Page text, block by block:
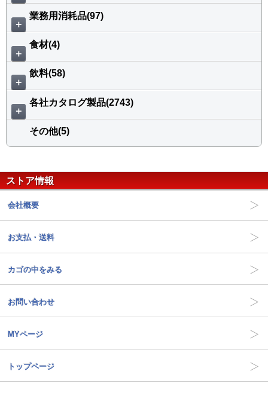
＋
業務用消耗品(97)
＋
食材(4)
＋
飲料(58)
＋
各社カタログ製品(2743)
その他(5)
ストア情報
会社概要
お支払・送料
カゴの中をみる
お問い合わせ
MYページ
トップページ